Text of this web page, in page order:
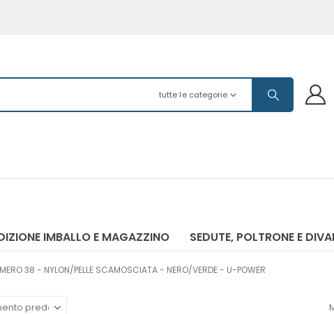
tutte le categorie
IMBALLO E MAGAZZINO SEDUTE, POLTRONE E
38 - NYLON/PELLE SCAMOSCIATA - NERO/VERDE - U-POWER